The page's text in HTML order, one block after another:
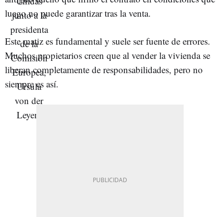
luego no puede garantizar tras la venta.
Este matiz es fundamental y suele ser fuente de errores.
Muchos propietarios creen que al vender la vivienda se
liberan completamente de responsabilidades, pero no
siempre es así.